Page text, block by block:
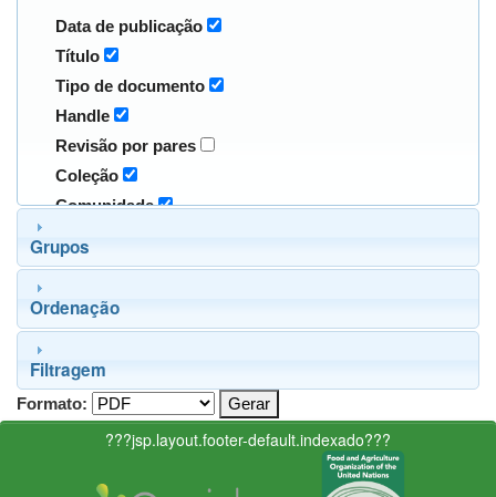
Data de publicação
Título
Tipo de documento
Handle
Revisão por pares
Coleção
Comunidade
Grupos
Ordenação
Filtragem
Formato:
???jsp.layout.footer-default.indexado???